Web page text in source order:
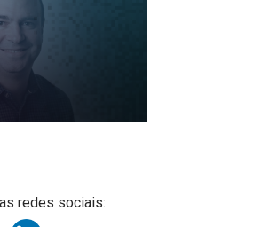
redes sociais: